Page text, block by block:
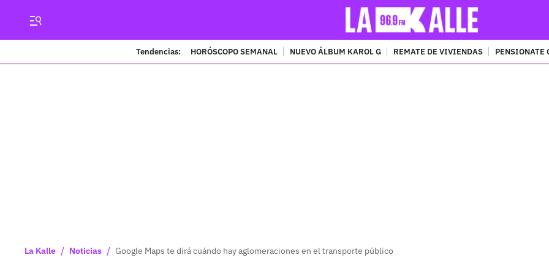
Tendencias: HORÓSCOPO SEMANAL NUEVO ÁLBUM KAROL G REMATE DE VIVIENDAS PENSIONATE
La Kalle / Noticias / Google Maps te dirá cuándo hay aglomeraciones en el transporte público